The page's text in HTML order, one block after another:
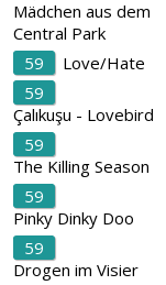
Mädchen aus dem
Central Park
59
Love/Hate
59
Çalıkuşu - Lovebird
59
The Killing Season
59
Pinky Dinky Doo
59
Drogen im Visier